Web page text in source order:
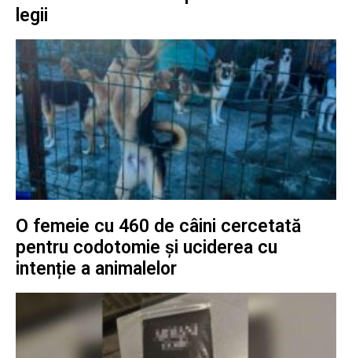
legii
O femeie cu 460 de câini cercetată
pentru codotomie și uciderea cu
intenție a animalelor